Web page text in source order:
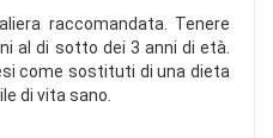
raccomandata. Tenere
al di sotto dei 3 anni di età.
come sostituti di una dieta
di vita sano.